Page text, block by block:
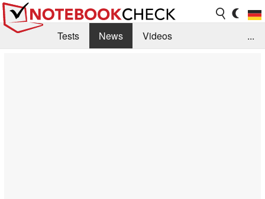
Tests News
Videos
...